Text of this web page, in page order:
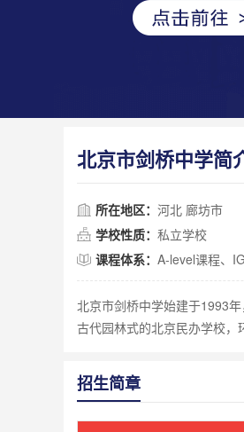
北京市剑桥中学简
所在地区： 河北 廊坊市
学校性质： 私立学校
课程体系： A-level课程、
北京市剑桥中学始建于1993
古代园林式的北京民办学校，
招生简章